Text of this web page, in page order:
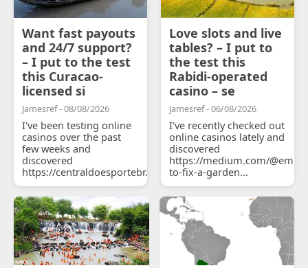
Want fast payouts
and 24/7 support?
– I put to the test
this Curacao-
licensed si
Jamesref - 08/08/2026
I've been testing online
casinos over the past
few weeks and
discovered
https://centraldoesportebr.substack.com/p/cucure...
Love slots and live
tables? – I put to
the test this
Rabidi-operated
casino – se
Jamesref - 06/08/2026
I've recently checked out
online casinos lately and
discovered
https://medium.com/
to-fix-a-garden...